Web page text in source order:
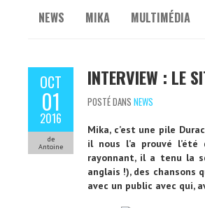
NEWS MIKA MULTIMÉDIA
OCT
01
2016
de
Antoine
INTERVIEW : LE
POSTÉ DANS NEWS
Mika, c’est une pile
il nous l’a prouvé
rayonnant, il a tenu la
anglais !), des chansons
avec un public avec qui,